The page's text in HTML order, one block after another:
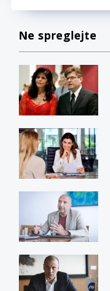
Ne spreglejte